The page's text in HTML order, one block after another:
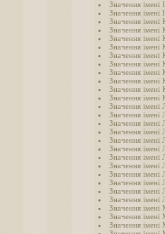
Значення імені
Значення імені
Значення імені
Значення імені
Значення імені
Значення імені
Значення імені
Значення імені
Значення імені
Значення імені
Значення імені
Значення імені
Значення імені
Значення імені
Значення імені
Значення імені
Значення імені
Значення імені
Значення імені
Значення імені
Значення імені
Значення імені
Значення імені
Значення імені
Значення імені
Значення імені
Значення імені